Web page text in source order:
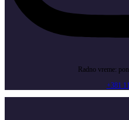
Radno vreme:
+381